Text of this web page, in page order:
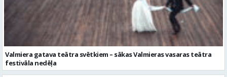
Valmiera gatava teātra svētkiem – sākas Valmieras vasaras teātra
festivāla nedēļa